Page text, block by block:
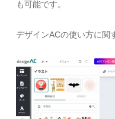
も可能です。
デザインACの使い方に関